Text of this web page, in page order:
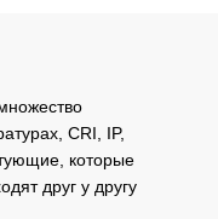
CRI, IP,
которые
друг у другу